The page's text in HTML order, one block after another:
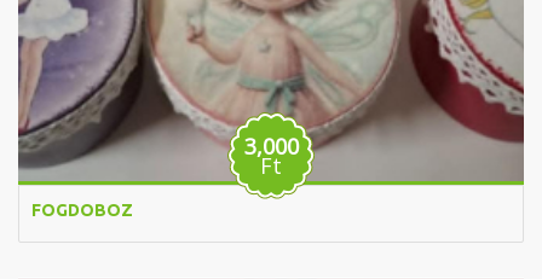
3,000
Ft
FOGDOBOZ